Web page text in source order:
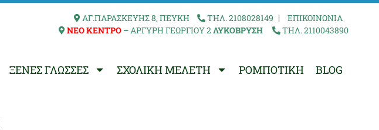
ΑΓ.ΠΑΡΑΣΚΕΥΗΣ 8, ΠΕΥΚΗ ΤΗΛ. 2108028149 |
ΕΠΙΚΟΙΝΩΝΙΑ
ΝΕΟ ΚΕΝΤΡΟ –ΑΡΓΥΡΗ ΓΕΩΡΓΙΟΥ 2 ΛΥΚΟΒΡΥΣΗ ΤΗΛ. 2110043890
ΞΕΝΕΣ ΓΛΩΣΣΕΣ ΣΧΟΛΙΚΗ ΜΕΛΕΤΗ ΡΟΜΠΟΤΙΚΗ BLOG